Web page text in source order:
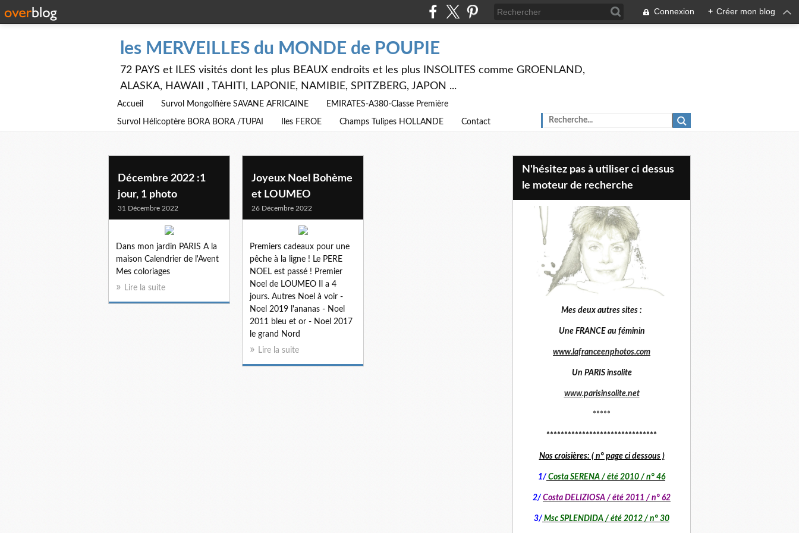
Connexion + Créer mon blog
les MERVEILLES du MONDE de POUPIE
72 PAYS et ILES visités dont les plus BEAUX endroits et les plus INSOLITES comme GROENLAND,
ALASKA, HAWAII , TAHITI, LAPONIE, NAMIBIE, SPITZBERG, JAPON ...
Accueil Survol Mongolfière SAVANE AFRICAINE EMIRATES-A380-Classe Première
Survol Hélicoptère BORA BORA /TUPAI Iles FEROE Champs Tulipes HOLLANDE Contact
Décembre 2022 :1
jour, 1 photo
31 Décembre 2022
Dans mon jardin PARIS A la
maison Calendrier de l'Avent
Mes coloriages
Lire la suite
Joyeux Noel Bohème
et LOUMEO
26 Décembre 2022
Premiers cadeaux pour une
pêche à la ligne ! Le PERE
NOEL est passé ! Premier
Noel de LOUMEO Il a 4
jours. Autres Noel à voir -
Noel 2019 l'ananas - Noel
2011 bleu et or - Noel 2017
le grand Nord
Lire la suite
N'hésitez pas à utiliser ci dessus
le moteur de recherche
Mes deux autres sites :
Une FRANCE au féminin
www.lafranceenphotos.com
Un PARIS insolite
www.parisinsolite.net
*****
*******************************
Nos croisières: ( n° page ci dessous )
1/ Costa SERENA / été 2010 / n° 46
2/ Costa DELIZIOSA / été 2011 / n° 62
3/ Msc SPLENDIDA / été 2012 / n° 30